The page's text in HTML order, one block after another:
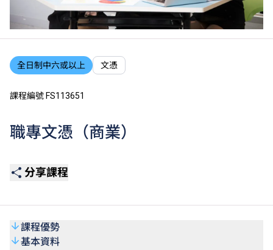
全日制中六或以上 文憑
課程編號 FS113651
職專文憑（商業）
分享課程
課程優勢
基本資料